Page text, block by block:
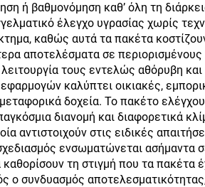
ή βαθμονόμηση καθ’ όλη τη
έλεγχο υγρασίας χωρίς
καθώς αυτά τα πακέτα
αποτελέσματα σε
τους εντελώς αθόρυβη
καλύπτει οικιακές,
δοχεία. Το πακέτο
διανομή και διαφορετικά
αντιστοιχούν στις ειδικές
ενσωματώνεται ασήμαντα
τη στιγμή που τα πακέτα
συνδυασμός